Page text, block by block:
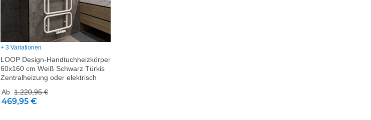
+ 3 Variationen
LOOP Design-Handtuchheizkörper
60x160 cm Weiß Schwarz Türkis
Zentralheizung oder elektrisch
Ab 1.220,95 €
469,95 €